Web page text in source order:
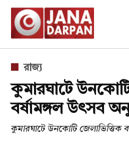
Skip
content
POSTED
IN
রাজ্য
কুমারঘাটে
বর্ষামঙ্গল উৎসব
কুমারঘাটে উনকোটি জেলাভিত্তিক